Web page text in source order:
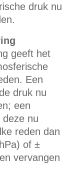
druk nu
geeft het
Een
druk nu
een
nu
reden dan
of ±
vervangen